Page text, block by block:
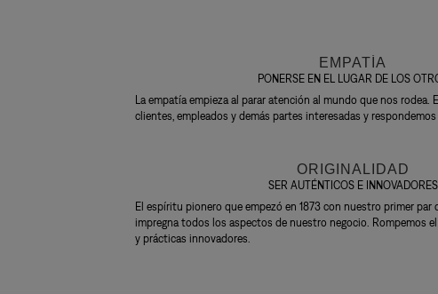
EMPATÍA
PONERSE EN EL LUGAR DE LOS
La empatía empieza al parar atención al mundo que nos rodea.
clientes, empleados y demás partes interesadas y respondemos
ORIGINALIDAD
SER AUTÉNTICOS E INNOVADORES
El espíritu pionero que empezó en 1873 con nuestro primer par
impregna todos los aspectos de nuestro negocio. Rompemos
y prácticas innovadores.